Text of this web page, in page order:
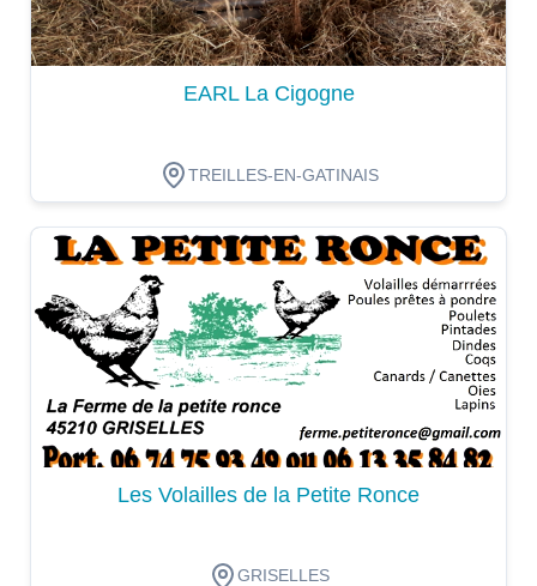
EARL La Cigogne
TREILLES-EN-GATINAIS
Dégustation
Les Volailles de la Petite Ronce
GRISELLES